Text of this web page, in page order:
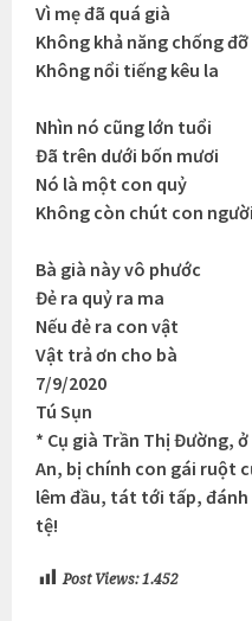
Vì mẹ đã quá già
Không khả năng chống đỡ
Không nổi tiếng kêu la
Nhìn nó cũng lớn tuổi
Đã trên dưới bốn mươi
Nó là một con quỷ
Không còn chút con người
Bà già này vô phước
Đẻ ra quỷ ra ma
Nếu đẻ ra con vật
Vật trả ơn cho bà
7/9/2020
Tú Sụn
* Cụ già Trần Thị Đường,
An, bị chính con gái ruột
lêm đầu, tát tới tấp,
tệ!
Post Views: 1.452